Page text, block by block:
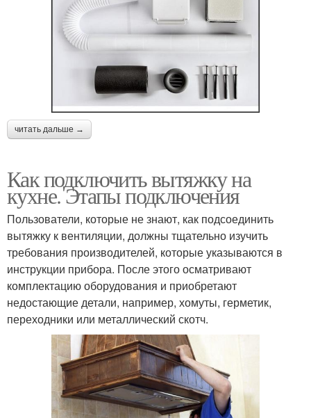
читать дальше →
Как подключить вытяжку на
кухне. Этапы подключения
Пользователи, которые не знают, как подсоединить
вытяжку к вентиляции, должны тщательно изучить
требования производителей, которые указываются в
инструкции прибора. После этого осматривают
комплектацию оборудования и приобретают
недостающие детали, например, хомуты, герметик,
переходники или металлический скотч.